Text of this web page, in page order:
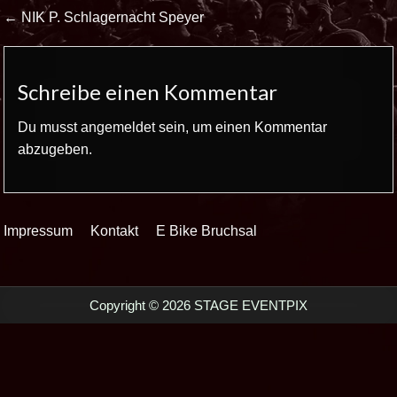
Beitrags-
Navigation
← NIK P. Schlagernacht Speyer
Schreibe einen Kommentar
Du musstangemeldetsein, um einen Kommentar
abzugeben.
Impressum Kontakt E Bike Bruchsal
Copyright © 2026 STAGE EVENTPIX